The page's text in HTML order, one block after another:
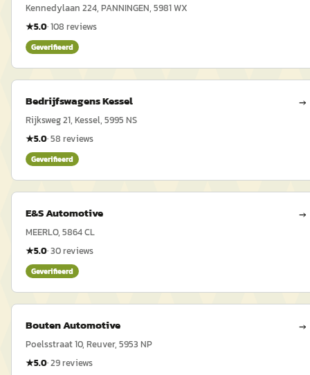
Kennedylaan 224, PANNINGEN, 5981 WX
★5.0·108 reviews
Geverifieerd
Bedrijfswagens Kessel →
Rijksweg 21, Kessel, 5995 NS
★5.0·58 reviews
Geverifieerd
E&S Automotive →
MEERLO, 5864 CL
★5.0·30reviews
Geverifieerd
Bouten Automotive →
Poelsstraat 10, Reuver, 5953 NP
★5.0·29reviews